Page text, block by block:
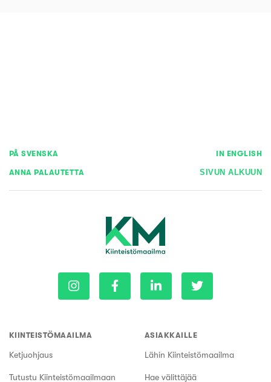
PÅ SVENSKA IN ENGLISH
ANNA PALAUTETTA SIVUN ALKUUN
KIINTEISTÖMAAILMA
Ketjuohjaus
Tutustu Kiinteistömaailmaan
ASIAKKAILLE
Lähin Kiinteistömaailma
Hae välittäjää